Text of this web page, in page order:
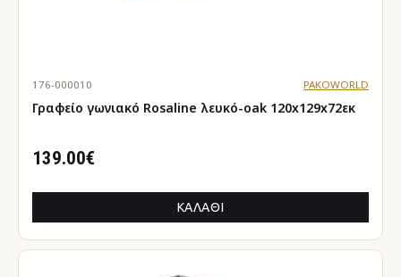
176-000010 PAKOWORLD
Γραφείο γωνιακό Rosaline λευκό-oak 120x129x72εκ
139.00€
ΚΑΛΆΘΙ